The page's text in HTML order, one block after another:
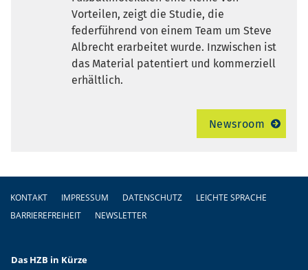
Vorteilen, zeigt die Studie, die
federführend von einem Team um Steve
Albrecht erarbeitet wurde. Inzwischen ist
das Material patentiert und kommerziell
erhältlich.
Newsroom
Fußzeile
KONTAKT IMPRESSUM DATENSCHUTZ
LEICHTE SPRACHE
BARRIEREFREIHEIT
NEWSLETTER
Das HZB in Kürze